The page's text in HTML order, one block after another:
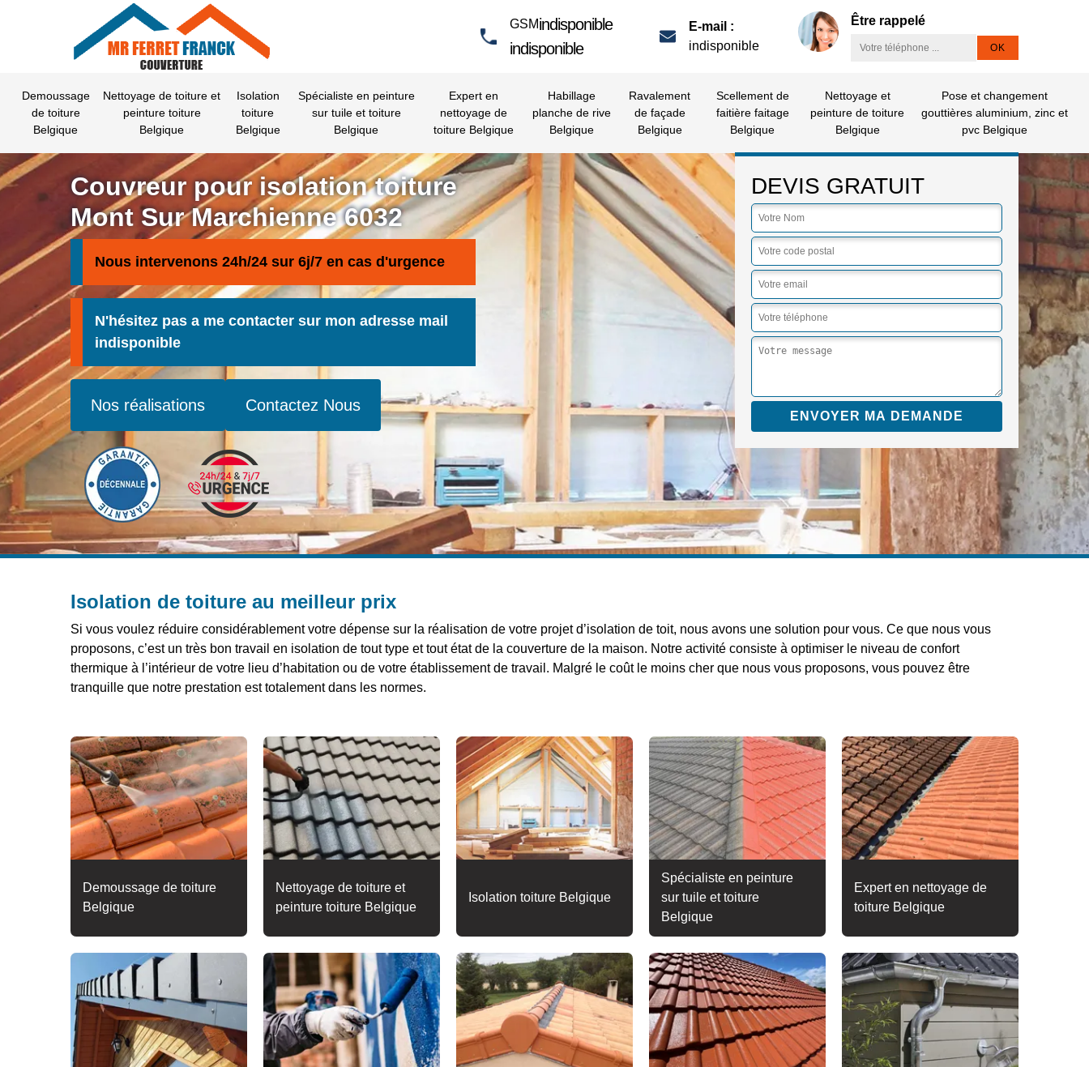
GSMindisponible
indisponible
E-mail :
indisponible
Être rappelé
Demoussage
de toiture
Belgique
Nettoyage de toiture et
peinture toiture
Belgique
Isolation
toiture
Belgique
Spécialiste en peinture
sur tuile et toiture
Belgique
Expert en
nettoyage de
toiture Belgique
Habillage
planche de rive
Belgique
Ravalement
de façade
Belgique
Scellement de
faitière faitage
Belgique
Nettoyage et
peinture de toiture
Belgique
Pose et changement
gouttières aluminium, zinc et
pvc Belgique
Couvreur pour isolation toiture
Mont Sur Marchienne 6032
Nous intervenons 24h/24 sur 6j/7 en cas d'urgence
N'hésitez pas a me contacter sur mon adresse mail
indisponible
Nos réalisations Contactez Nous
DEVIS GRATUIT
Isolation de toiture au meilleur prix
Si vous voulez réduire considérablement votre dépense sur la réalisation de votre projet d’isolation de toit, nous avons une solution pour vous. Ce que nous vous
proposons, c’est un très bon travail en isolation de tout type et tout état de la couverture de la maison. Notre activité consiste à optimiser le niveau de confort
thermique à l’intérieur de votre lieu d’habitation ou de votre établissement de travail. Malgré le coût le moins cher que nous vous proposons, vous pouvez être
tranquille que notre prestation est totalement dans les normes.
Demoussage de toiture
Belgique
Nettoyage de toiture et
peinture toiture Belgique
Isolation toiture Belgique
Spécialiste en peinture
sur tuile et toiture
Belgique
Expert en nettoyage de
toiture Belgique